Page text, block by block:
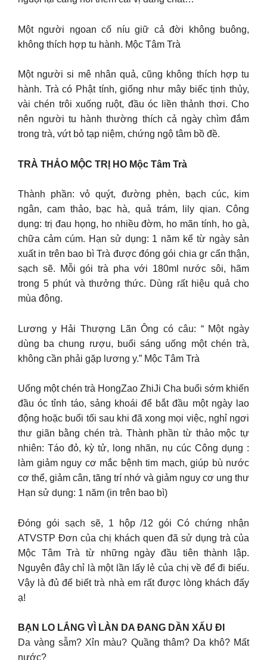
Một người ngoan cố níu giữ cả đời không buông,
không thích hợp tu hành. Mộc Tâm Trà
Một người si mê nhân quả, cũng không thích hợp tu
hành. Trà có Phật tính, giống như mây biếc tịnh thủy,
vài chén trôi xuống ruột, đầu óc liền thảnh thơi. Cho
nên người tu hành thường thích cả ngày chìm đắm
trong trà, vứt bỏ tạp niệm, chứng ngộ tâm bồ đề.
TRÀ THẢO MỘC TRỊ HO Mộc Tâm Trà
Thành phần: vỏ quýt, đường phèn, bạch cúc, kim
ngân, cam thảo, bạc hà, quả trám, lily qian. Công
dụng: trị đau họng, ho nhiều đờm, ho mãn tính, ho gà,
chữa cảm cúm. Hạn sử dụng: 1 năm kể từ ngày sản
xuất in trên bao bì Trà được đóng gói chia gr cẩn thận,
sạch sẽ. Mỗi gói trà pha với 180ml nước sôi, hãm
trong 5 phút và thưởng thức. Dùng rất hiệu quả cho
mùa đông.
Lương y Hải Thượng Lãn Ông có câu: “ Một ngày
dùng ba chung rượu, buổi sáng uống một chén trà,
không cần phải gặp lương y.” Mộc Tâm Trà
Uống một chén trà HongZao ZhiJi Cha buổi sớm khiến
đầu óc tỉnh táo, sảng khoái để bắt đầu một ngày lao
động hoặc buổi tối sau khi đã xong mọi việc, nghỉ ngơi
thư giãn bằng chén trà. Thành phần từ thảo mộc tự
nhiên: Táo đỏ, kỳ tử, long nhãn, nụ cúc Công dụng :
làm giảm nguy cơ mắc bệnh tim mạch, giúp bù nước
cơ thể, giảm cân, tăng trí nhớ và giảm nguy cơ ung thư
Hạn sử dụng: 1 năm (in trên bao bì)
Đóng gói sạch sẽ, 1 hộp /12 gói Có chứng nhận
ATVSTP Đơn của chị khách quen đã sử dụng trà của
Mộc Tâm Trà từ những ngày đầu tiên thành lập.
Nguyên đây chỉ là một lần lấy lẻ của chị về để đi biếu.
Vậy là đủ để biết trà nhà em rất được lòng khách đấy
ạ!
BẠN LO LẮNG VÌ LÀN DA ĐANG DẦN XẤU ĐI
Da vàng sẫm? Xỉn màu? Quầng thâm? Da khô? Mất
nước?